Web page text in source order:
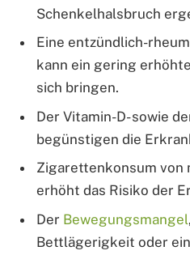
Schenkelhalsbruch
Eine entzündlich-
kann ein gering
sich bringen.
Der Vitamin-D- sowie
begünstigen die
Zigarettenkonsum von
erhöht das Risiko der
Der Bewegungsmangel
Bettlägerigkeit oder